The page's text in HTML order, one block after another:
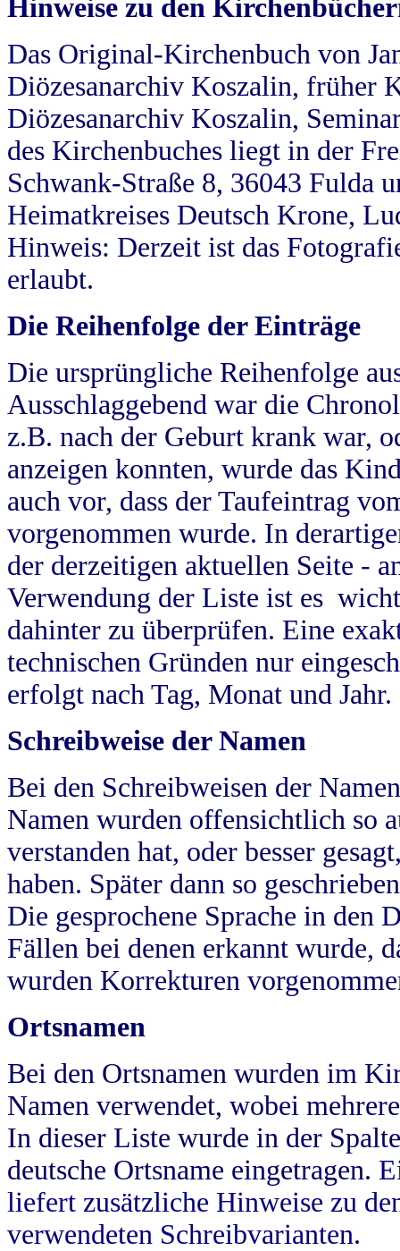
Hinweise zu den
Das Original-Kirchenbuch von
Diözesanarchiv Koszalin, früher
Diözesanarchiv Koszalin,
des Kirchenbuches liegt in der
Schwank-Straße 8, 36043 Fulda
Heimatkreises Deutsch Krone,
Hinweis: Derzeit ist das
erlaubt.
Die Reihenfolge der Einträge
Die ursprüngliche Reihenfolge
Ausschlaggebend war die
z.B. nach der Geburt krank war,
anzeigen konnten, wurde das
auch vor, dass der Taufeintrag
vorgenommen wurde. In
der derzeitigen aktuellen Seite -
Verwendung der Liste ist es
dahinter zu überprüfen. Eine
technischen Gründen nur
erfolgt nach Tag, Monat und Jahr.
Schreibweise der Namen
Bei den Schreibweisen der
Namen wurden offensichtlich so
verstanden hat, oder besser
haben. Später dann so
Die gesprochene Sprache in
Fällen bei denen erkannt wurde,
wurden Korrekturen
Ortsnamen
Bei den Ortsnamen wurden im
Namen verwendet, wobei
In dieser Liste wurde in der
deutsche Ortsname eingetragen.
liefert zusätzliche Hinweise zu
verwendeten Schreibvarianten.